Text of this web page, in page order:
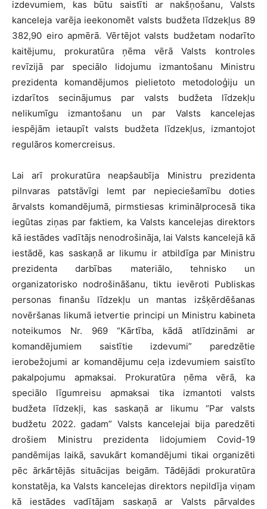
izdevumiem, kas būtu saistīti ar nakšņošanu, Valsts
kanceleja varēja ieekonomēt valsts budžeta līdzekļus 89
382,90 eiro apmērā. Vērtējot valsts budžetam nodarīto
kaitējumu, prokuratūra ņēma vērā Valsts kontroles
revīzijā par speciālo lidojumu izmantošanu Ministru
prezidenta komandējumos pielietoto metodoloģiju un
izdarītos secinājumus par valsts budžeta līdzekļu
nelikumīgu izmantošanu un par Valsts kancelejas
iespējām ietaupīt valsts budžeta līdzekļus, izmantojot
regulāros komercreisus.
Lai arī prokuratūra neapšaubīja Ministru prezidenta
pilnvaras patstāvīgi lemt par nepieciešamību doties
ārvalsts komandējumā, pirmstiesas kriminālprocesā tika
iegūtas ziņas par faktiem, ka Valsts kancelejas direktors
kā iestādes vadītājs nenodrošināja, lai Valsts kancelejā kā
iestādē, kas saskaņā ar likumu ir atbildīga par Ministru
prezidenta darbības materiālo, tehnisko un
organizatorisko nodrošināšanu, tiktu ievēroti Publiskas
personas finanšu līdzekļu un mantas izšķērdēšanas
novēršanas likumā ietvertie principi un Ministru kabineta
noteikumos Nr. 969 “Kārtība, kādā atlīdzināmi ar
komandējumiem saistītie izdevumi” paredzētie
ierobežojumi ar komandējumu ceļa izdevumiem saistīto
pakalpojumu apmaksai. Prokuratūra ņēma vērā, ka
speciālo līgumreisu apmaksai tika izmantoti valsts
budžeta līdzekļi, kas saskaņā ar likumu “Par valsts
budžetu 2022. gadam” Valsts kancelejai bija paredzēti
drošiem Ministru prezidenta lidojumiem Covid-19
pandēmijas laikā, savukārt komandējumi tikai organizēti
pēc ārkārtējās situācijas beigām. Tādējādi prokuratūra
konstatēja, ka Valsts kancelejas direktors nepildīja viņam
kā iestādes vadītājam saskaņā ar Valsts pārvaldes